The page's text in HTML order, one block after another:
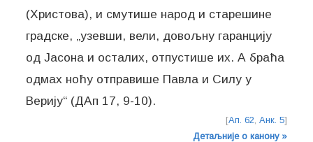
(Христова), и смутише народ и старешине
градске, „узевши, вели, довољну гаранцију
од Јасона и осталих, отпустише их. А браћа
одмах ноћу отправише Павла и Силу у
Верију“ (ДАп 17, 9-10).
[Ап. 62 Анк. 5]
Детаљније о канону »